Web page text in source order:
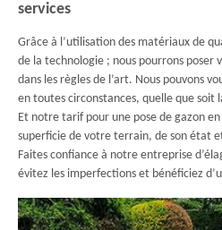
services
Grâce à l’utilisation des matériaux de
de la technologie ; nous pourrons poser
dans les règles de l’art. Nous pouvons
en toutes circonstances, quelle que
Et notre tarif pour une pose de gazon
superficie de votre terrain, de son état
Faites confiance à notre entreprise
évitez les imperfections et bénéficiez